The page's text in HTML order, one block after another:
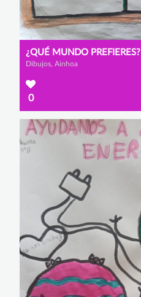
¿QUÉ MUNDO PREFIERES?
Dibujos, Ainhoa
0